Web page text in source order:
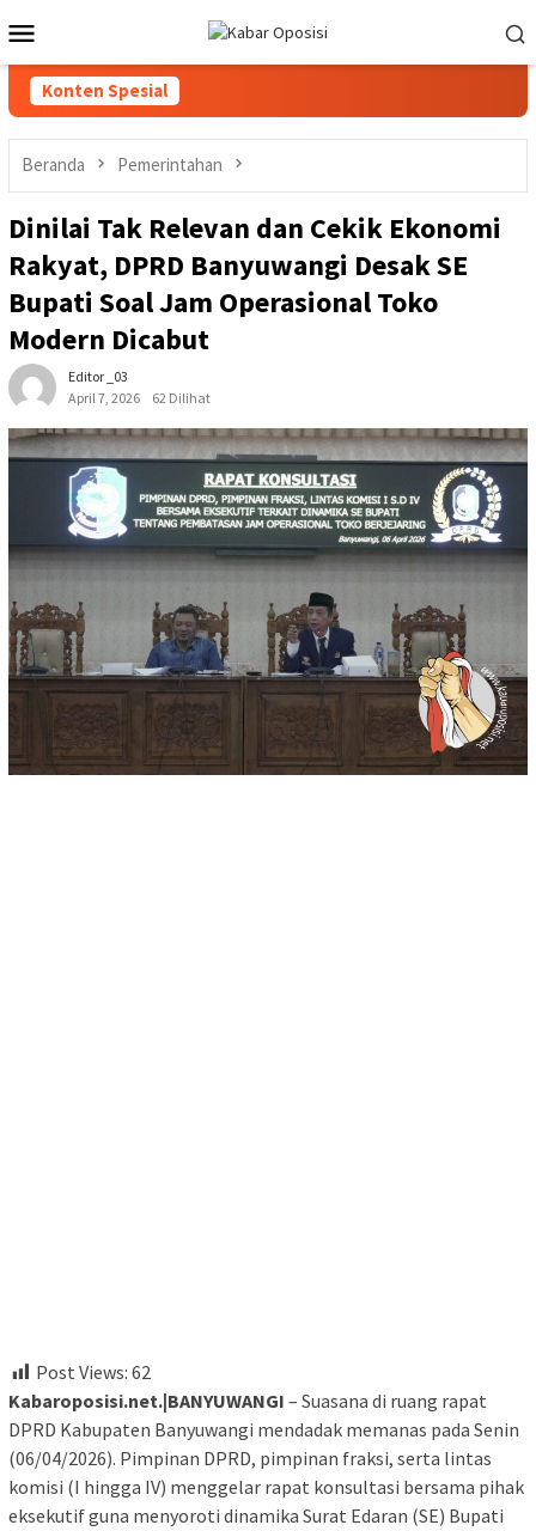
ke
kontenMobile
Konten Spesial
Beranda Pemerintahan
Dinilai Tak Relevan dan Cekik Ekonomi
Rakyat, DPRD Banyuwangi Desak SE
Bupati Soal Jam Operasional Toko
Modern Dicabut
Editor _03
April 7, 2026
62 Dilihat
Post Views: 62
Kabaroposisi.net.|​BANYUWANGI – Suasana di ruang rapat
DPRD Kabupaten Banyuwangi mendadak memanas pada Senin
(06/04/2026). Pimpinan DPRD, pimpinan fraksi, serta lintas
komisi (I hingga IV) menggelar rapat konsultasi bersama pihak
eksekutif guna menyoroti dinamika Surat Edaran (SE) Bupati